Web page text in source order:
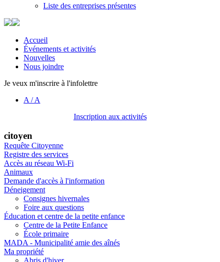
Liste des entreprises présentes
Accueil
Événements et activités
Nouvelles
Nous joindre
Je veux m'inscrire à l'infolettre
A /A
Inscription aux activités
citoyen
Requête Citoyenne
Registre des services
Accès au réseau Wi-Fi
Animaux
Demande d'accès à l'information
Déneigement
Consignes hivernales
Foire aux questions
Éducation et centre de la petite enfance
Centre de la Petite Enfance
École primaire
MADA - Municipalité amie des aînés
Ma propriété
Abris d'hiver